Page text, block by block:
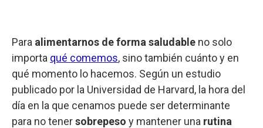
Para alimentarnos de forma saludable no solo
importa qué comemos, sino también cuánto y en
qué momento lo hacemos. Según un estudio
publicado por la Universidad de Harvard, la hora del
día en la que cenamos puede ser determinante
para no tenersobrepeso y mantener una rutina